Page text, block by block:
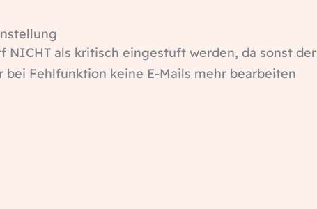
NICHT als kritisch eingestuft werden, da sonst der
bei Fehlfunktion keine E-Mails mehr bearbeiten